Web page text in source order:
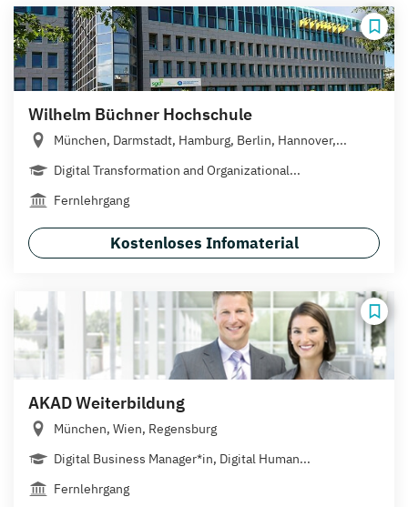
Wilhelm Büchner Hochschule
München, Darmstadt, Hamburg, Berlin, Hannover,...
Digital Transformation and Organizational...
Fernlehrgang
Kostenloses Infomaterial
AKAD Weiterbildung
München, Wien, Regensburg
Digital Business Manager*in, Digital Human...
Fernlehrgang